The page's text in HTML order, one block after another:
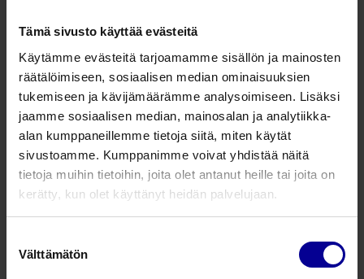
Tämä sivusto käyttää evästeitä
Käytämme evästeitä tarjoamamme sisällön ja mainosten
räätälöimiseen, sosiaalisen median ominaisuuksien
tukemiseen ja kävijämäärämme analysoimiseen. Lisäksi
jaamme sosiaalisen median, mainosalan ja analytiikka-
alan kumppaneillemme tietoja siitä, miten käytät
sivustoamme. Kumppanimme voivat yhdistää näitä
tietoja muihin tietoihin, joita olet antanut heille tai joita on
kerätty, kun olet käyttänyt heidän palvelujaan.
valinta
Välttämätön
kolme kokoa selkeästi yhdessä paikassa ja helposti
saatavilla. Kätevä esimerkiksi ensiapuun, poliklinikalle tai
vastaanotolle.
Setissä kolme eri kokoista mansettia:
Pieni aikuisten mansetti, sähkönsininen (19-27 cm)
Aikuisten mansetti, tummansininen (23-40 cm)
Iso aikuisten mansetti, punaruskea (34-50 cm)
Verenpainemittari kolmella mansetilla